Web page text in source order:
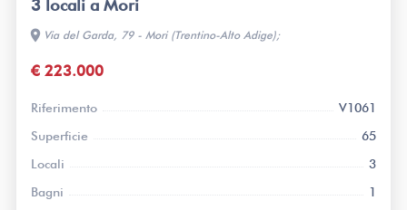
3 locali a Mori
location_on Via del Garda, 79 - Mori (Trentino-Alto Adige);
€ 223.000
Riferimento
V1061
Superficie
65
Locali
3
Bagni
1